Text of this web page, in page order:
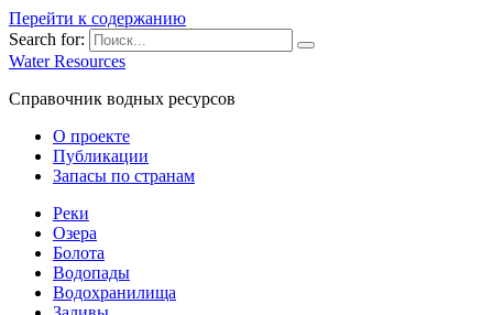
Перейти к содержанию
Search for:
Water Resources
Справочник водных ресурсов
О проекте
Публикации
Запасы по странам
Реки
Озера
Болота
Водопады
Водохранилища